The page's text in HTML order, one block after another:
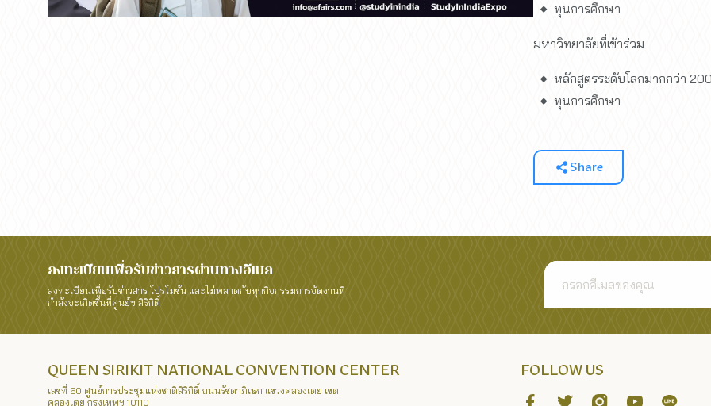
ทุนการศึกษา
มหาวิทยาลัยที่เข้าร่วม
หลักสูตรระดับโลกมากกว่า
ทุนการศึกษา
Share
ลงทะเบียนเพื่อรับข่าวสารผ่านทางอีเมล
ลงทะเบียนเพื่อรับข่าวสาร โปรโมชั่น และไม่พลาดกับทุกกิจกรรมการจัดงานที่
กำลังจะเกิดขึ้นที่ศูนย์ฯ สิริกิติ์
QUEEN SIRIKIT NATIONAL CONVENTION CENTER
เลขที่ 60 ศูนย์การประชุมแห่งชาติสิริกิติ์ ถนนรัชดาภิเษก แขวงคลองเตย เขต
คลองเตย กรุงเทพฯ 10110
FOLLOW US